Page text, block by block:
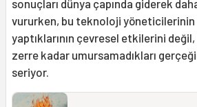
sonuçları dünya çapında giderek
vururken, bu teknoloji yöneticilerinin
yaptıklarının çevresel etkilerini
zerre kadar umursamadıkları
seriyor.